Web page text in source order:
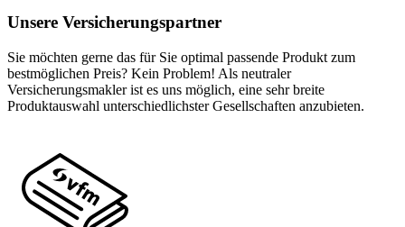
Unsere Versicherungspartner
Sie möchten gerne das für Sie optimal passende Produkt zum
bestmöglichen Preis? Kein Problem! Als neutraler
Versicherungsmakler ist es uns möglich, eine sehr breite
Produktauswahl unterschiedlichster Gesellschaften anzubieten.